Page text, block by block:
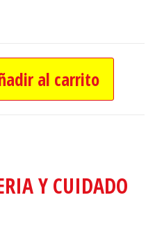
PARA EJERCICIOS
al carrito
Y CUIDADO